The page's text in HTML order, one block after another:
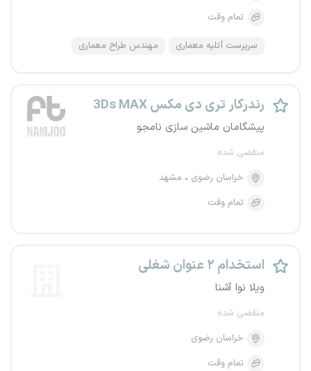
تمام وقت
سرپرست آتلیه معماری مهندس طراح معماری
رندرکار تری دی مکس 3Ds MAX
پیشگامان ماشین سازی نامجو
منقضی شده
خراسان رضوی
مشهد
تمام وقت
استخدام ۲ عنوان شغلی
ویلا نوا آشنا
منقضی شده
خراسان رضوی
تمام وقت